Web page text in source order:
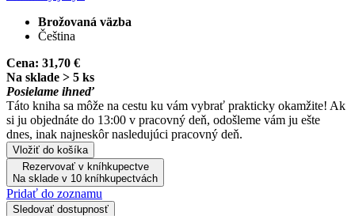
Brožovaná väzba
Čeština
Cena: 31,70 €
Na sklade > 5 ks
Posielame ihneď
Táto kniha sa môže na cestu ku vám vybrať prakticky okamžite! Ak
si ju objednáte do 13:00 v pracovný deň, odošleme vám ju ešte
dnes, inak najneskôr nasledujúci pracovný deň.
Vložiť do košíka
Rezervovať v kníhkupectve
Na sklade v 10 kníhkupectvách
Pridať do zoznamu
Sledovať dostupnosť